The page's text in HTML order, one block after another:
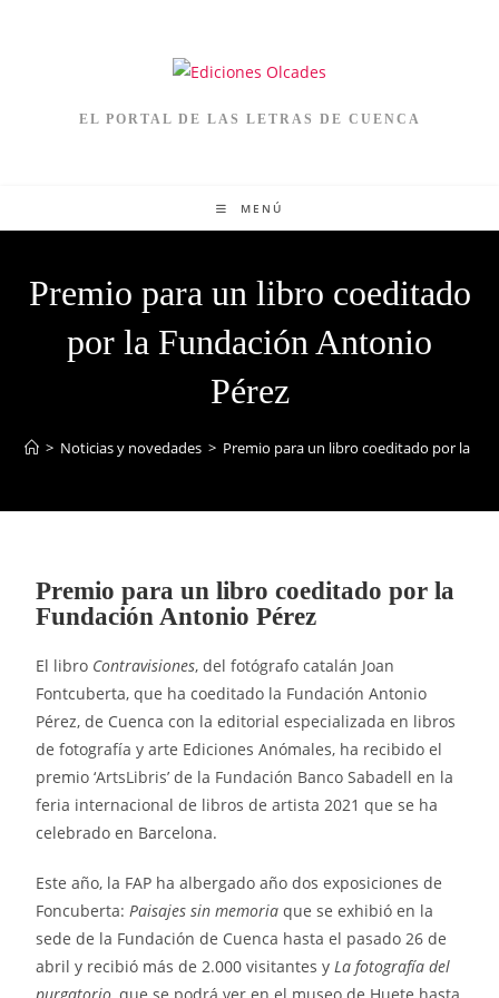
EL PORTAL DE LAS LETRAS DE CUENCA
MENÚ
Premio para un libro coeditado
por la Fundación Antonio
Pérez
> Noticias y novedades > Premio para un libro coeditado por la
Premio para un libro coeditado por la
Fundación Antonio Pérez
El libro Contravisiones, del fotógrafo catalán Joan
Fontcuberta, que ha coeditado la Fundación Antonio
Pérez, de Cuenca con la editorial especializada en libros
de fotografía y arte Ediciones Anómales, ha recibido el
premio ‘ArtsLibris’ de la Fundación Banco Sabadell en la
feria internacional de libros de artista 2021 que se ha
celebrado en Barcelona.
Este año, la FAP ha albergado año dos exposiciones de
Foncuberta: Paisajes sin memoria que se exhibió en la
sede de la Fundación de Cuenca hasta el pasado 26 de
abril y recibió más de 2.000 visitantes y La fotografía del